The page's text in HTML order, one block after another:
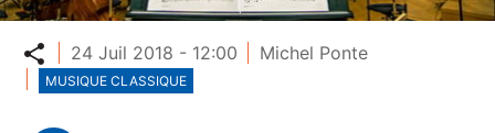
Partager
24 Juil 2018 - 12:00 Michel Ponte
MUSIQUE CLASSIQUE